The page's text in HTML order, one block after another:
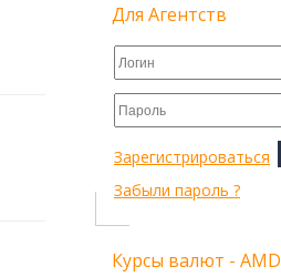
Для Агентств
Зарегистрироваться
Забыли пароль ?
Курсы валют - AMD